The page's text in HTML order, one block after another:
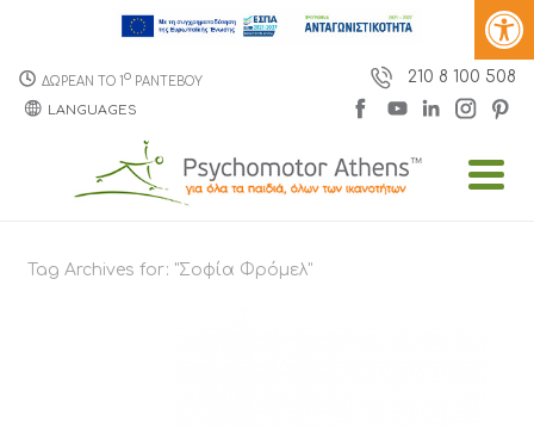
ΔΩΡΕΑΝ ΤΟ 1o ΡΑΝΤΕΒΟΥ
LANGUAGES
210 8 100 508
Tag Archives for: "Σοφία Φρόμελ"